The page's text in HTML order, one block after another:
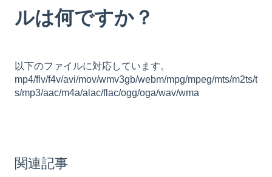
ルは何ですか？
以下のファイルに対応しています。
mp4/flv/f4v/avi/mov/wmv3gb/webm/mpg/mpeg/mts/m2ts/t
s/mp3/aac/m4a/alac/flac/ogg/oga/wav/wma
関連記事